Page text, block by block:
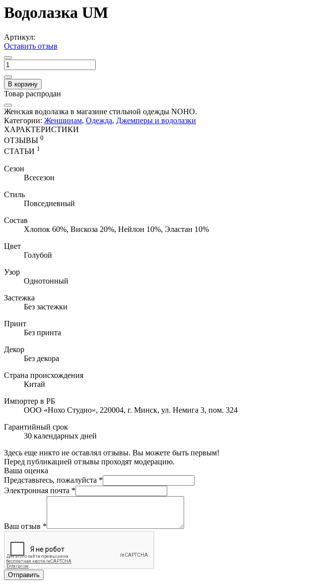
Водолазка UM
Артикул:
Оставить отзыв
В корзину
Товар распродан
Женская водолазка в магазине стильной одежды NOHO.
Категории: Женщинам, Одежда, Джемперы и водолазки
ХАРАКТЕРИСТИКИ
ОТЗЫВЫ 0
СТАТЬИ 1
Сезон
Всесезон
Стиль
Повседневный
Состав
Хлопок 60%, Вискоза 20%, Нейлон 10%, Эластан 10%
Цвет
Голубой
Узор
Однотонный
Застежка
Без застежки
Принт
Без принта
Декор
Без декора
Страна происхождения
Китай
Импортер в РБ
ООО «Нохо Студио», 220004, г. Минск, ул. Немига 3, пом. 324
Гарантийный срок
30 календарных дней
Здесь еще никто не оставлял отзывы. Вы можете быть первым!
Перед публикацией отзывы проходят модерацию.
Ваша оценка
Представьтесь, пожалуйста *
Электронная почта *
Ваш отзыв *
Отправить